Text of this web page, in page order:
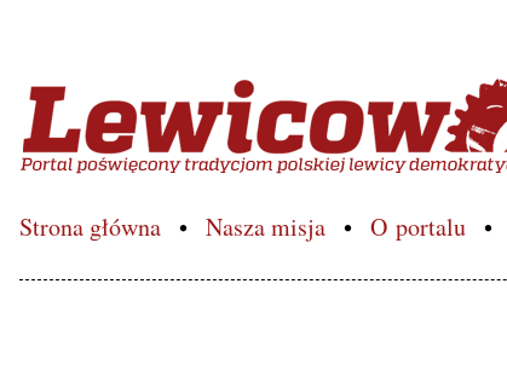
Lewicowo.pl – Portal
Strona główna Nasza misja O portalu